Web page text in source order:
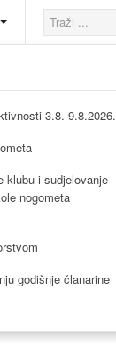
3.8.-9.8.2026.
klubu i sudjelovanje
nogometa
godišnje članarine